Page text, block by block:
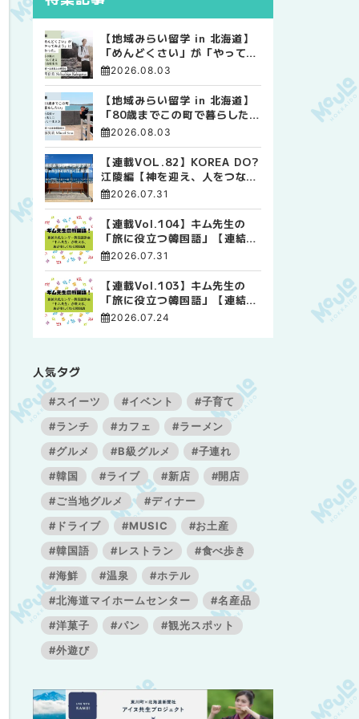
【地域みらい留学 in 北海道】
「めんどくさい」が「やってみ
よう」に変わった。 十勝の風
自由な高校生活
2026.08.03
【地域みらい留学 in 北海道】
「80歳までこの町で暮らした
い」 標津高校で踏み出した、
2026.08.03
【連載VOL.82】KOREA DO?
江陵編【神を迎え、人をつなぐ
時間 ― 江陵端午祭 】
2026.07.31
【連載Vol.104】キム先生の
「旅に役立つ韓国語」【連結語
尾について その4】
2026.07.31
【連載Vol.103】キム先生の
「旅に役立つ韓国語」【連結語
尾について その3】
2026.07.24
人気タグ
#スイーツ #イベント
#子育て
#ランチ
#カフェ
#ラーメン
#グルメ
#B級グルメ
#子連れ
#韓国
#ライブ #新店
#開店
#ご当地グルメ
#ディナー
#ドライブ
#MUSIC
#お土産
#韓国語
#レストラン
#食べ歩き
#海鮮
#温泉
#ホテル
#北海道マイホームセンター
#名産品
#洋菓子
#パン
#観光スポット
#外遊び